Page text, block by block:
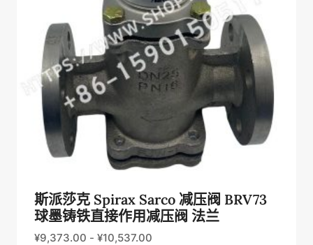
斯派莎克 Spirax Sarco 减压阀 BRV73
球墨铸铁直接作用减压阀 法兰
¥9,373.00 - ¥10,537.00